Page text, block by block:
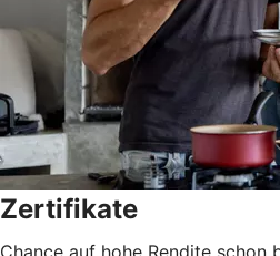
Zertifikate
Chance auf hohe Rendite schon